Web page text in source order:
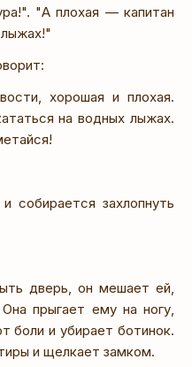
"А плохая — капитан
хорошая и плохая.
на водных лыжах.
собирается захлопнуть
дверь, он мешает ей,
прыгает ему на ногу,
боли и убирает ботинок.
и щелкает замком.